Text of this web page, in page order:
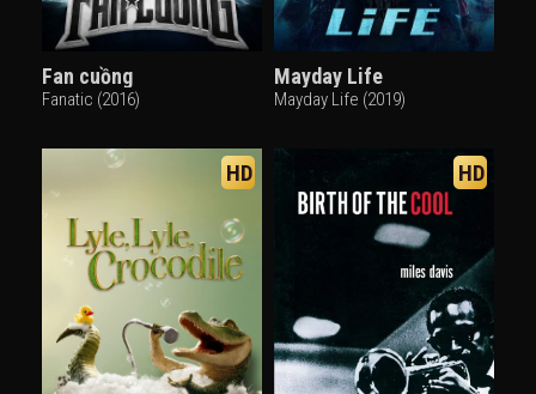
Fan cuồng
Fanatic (2016)
Mayday Life
Mayday Life (2019)
HD HD